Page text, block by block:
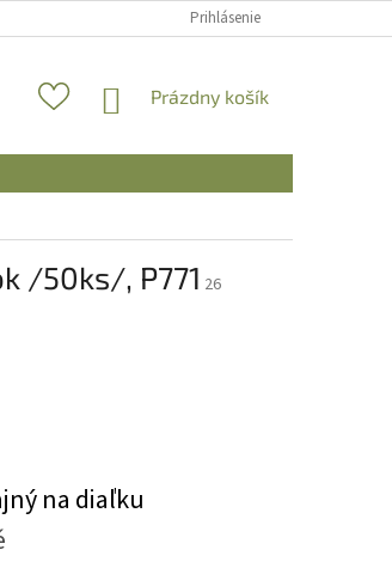
Prihlásenie
NÁKUPNÝ
Prázdny košík
/50ks/, P771 26
na diaľku